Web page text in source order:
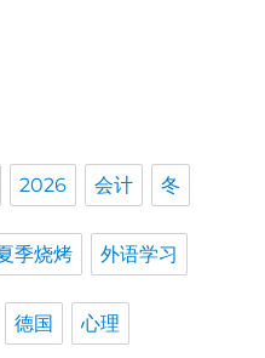
2026 会计 冬
季烧烤 外语学习
德国 心理